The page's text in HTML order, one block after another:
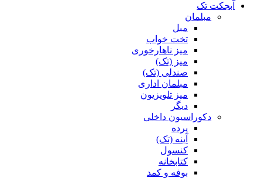
آبجکت تک
مبلمان
مبل
تخت خواب
میز ناهارخوری
میز (تک)
صندلی (تک)
مبلمان اداری
میز تلویزیون
دیگر
دکوراسیون داخلی
پرده
آینه (تک)
کنسول
کتابخانه
بوفه و کمد